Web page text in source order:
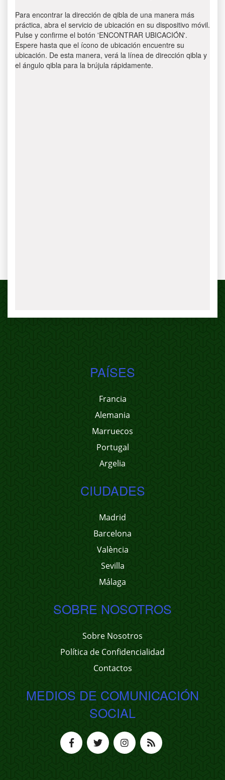
Para encontrar la dirección de qibla de una manera más
práctica, abra el servicio de ubicación en su dispositivo móvil.
Pulse y confirme el botón 'ENCONTRAR UBICACIÓN'.
Espere hasta que el ícono de ubicación encuentre su
ubicación. De esta manera, verá la línea de dirección qibla y
el ángulo qibla para la brújula rápidamente.
PAÍSES
Francia
Alemania
Marruecos
Portugal
Argelia
CIUDADES
Madrid
Barcelona
València
Sevilla
Málaga
SOBRE NOSOTROS
Sobre Nosotros
Política de Confidencialidad
Contactos
MEDIOS DE COMUNICACIÓN
SOCIAL